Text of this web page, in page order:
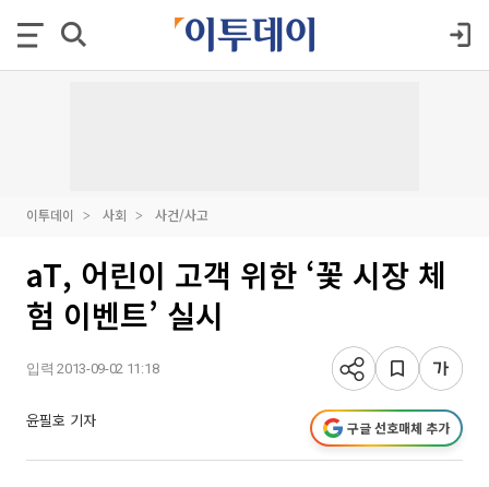
이투데이 사회 사건/사고
aT, 어린이 고객 위한 ‘꽃 시장 체
험 이벤트’ 실시
입력 2013-09-02 11:18
윤필호 기자 구글 선호매체 추가